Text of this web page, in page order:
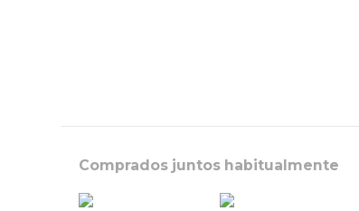
Comprados juntos habitualmente